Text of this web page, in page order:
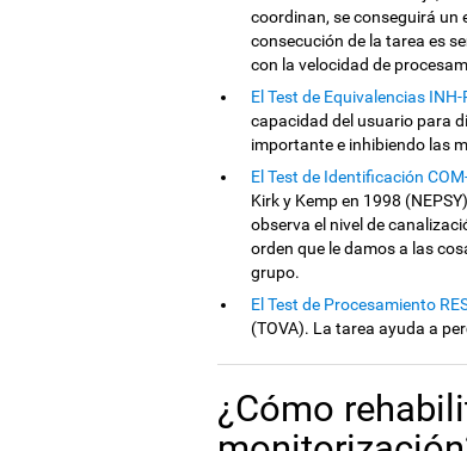
coordinan, se conseguirá un
consecución de la tarea es
con la velocidad de
El Test de Equivalencias INH-
capacidad del usuario para
importante e inhibiendo las
El Test de Identificación
Kirk y Kemp en 1998
observa el nivel de
orden que le damos a las
grupo.
El Test de Procesamiento
(TOVA). La tarea ayuda a
¿Cómo